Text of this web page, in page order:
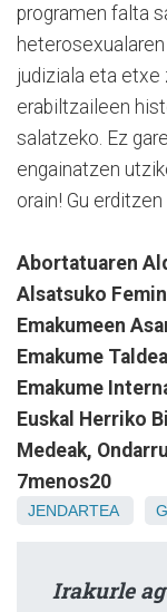
programen falta
judiziala eta etxe
erabiltzaileen
salatzeko. Ez
engainatzen
orain! Gu erditzen
Abortatuaren
Alsatsuko
Emakumeen
Emakume
Emakume
Euskal Herriko
Medeak,
7menos20
JENDARTEA
Irakurle